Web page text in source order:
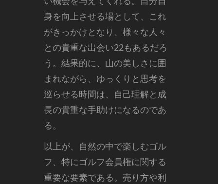
身を向上させる場として、これ
がきっかけとなり、様々な人々
との貴重な出会い22もあるだろ
う。結果的に、山の美しさに囲
まれながら、ゆっくりと思考を
巡らせる時間は、自己理解と成
長の貴重な手助けになるのであ
る。
以上が、自然の中で楽しむゴル
フ、特にゴルフ会員権に関する
重要な要素である。売り方や利